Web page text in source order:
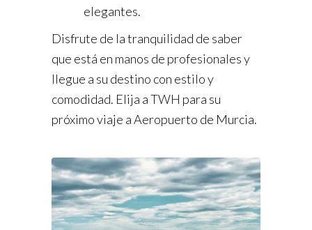
elegantes.
Disfrute de la tranquilidad de saber
que está en manos de profesionales y
llegue a su destino con estilo y
comodidad. Elija a TWH para su
próximo viaje a Aeropuerto de Murcia.